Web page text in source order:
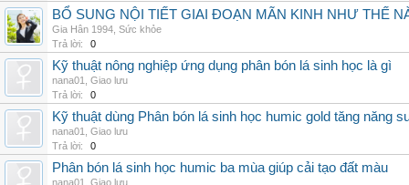
BỔ SUNG NỘI TIẾT GIAI ĐOẠN MÃN KINH NHƯ THẾ
Gia Hân 1994 Sức khỏe
Trả lời:
0
Kỹ thuật nông nghiệp ứng dụng phân bón lá sinh học là gì
nana01
Giao lưu
Trả lời:
0
Kỹ thuật dùng Phân bón lá sinh học humic gold tăng năng
nana01
Giao lưu
Trả lời:
0
Phân bón lá sinh học humic ba mùa giúp cải tạo đất màu
nana01
Giao lưu